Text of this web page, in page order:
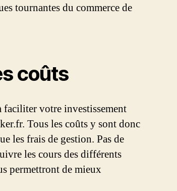
tournantes du commerce de
coûts
votre investissement
Tous les coûts y sont donc
les frais de gestion. Pas de
les cours des différents
permettront de mieux